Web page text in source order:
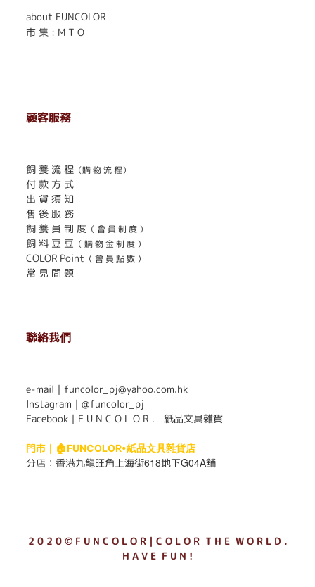
about FUNCOLOR
市 集 : M T O
顧客服務
飼 養 流 程 （購 物 流 程）
付 款 方 式
出 貨 須 知
售 後 服 務
飼 養 員 制 度 （ 會 員 制 度 ）
飼 料 豆 豆 （ 購 物 金 制 度 ）
COLOR Point （ 會 員 點 數 ）
常 見 問 題
聯絡我們
e-mail｜funcolor_pj@yahoo.com.hk
Instagram｜ @funcolor_pj
Facebook｜ F U N C O L O R ． 紙品文具雜貨
門市｜ 🏠FUNCOLOR•紙品文具雜貨店
分店： 香港九龍旺角上海街618地下G04A舖
2 0 2 0 © F U N C O L O R｜C O L O R T H E W O R L D .
H A V E F U N !